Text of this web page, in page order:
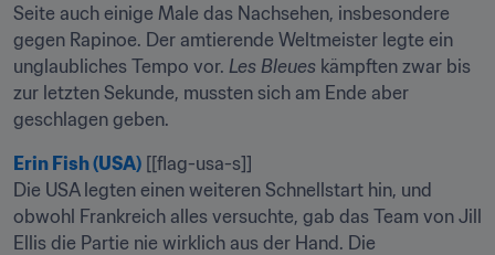
Seite auch einige Male das Nachsehen, insbesondere
gegen Rapinoe. Der amtierende Weltmeister legte ein
unglaubliches Tempo vor. Les Bleues kämpften zwar bis
zur letzten Sekunde, mussten sich am Ende aber
geschlagen geben.
Erin Fish (USA) [[flag-usa-s]]
Die USA legten einen weiteren Schnellstart hin, und
obwohl Frankreich alles versuchte, gab das Team von Jill
Ellis die Partie nie wirklich aus der Hand. Die